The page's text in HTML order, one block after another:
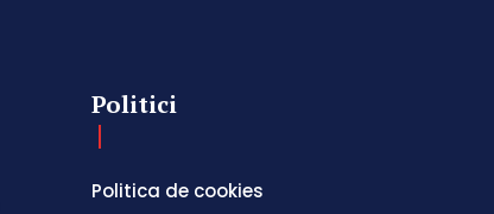
Politici
Politica de cookies